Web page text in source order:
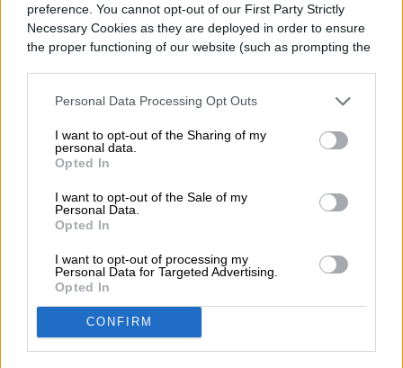
preference. You cannot opt-out of our First Party Strictly
Necessary Cookies as they are deployed in order to ensure
the proper functioning of our website (such as prompting the
Personal Data Processing Opt Outs
I want to opt-out of the Sharing of my
personal data.
Opted In
I want to opt-out of the Sale of my
Personal Data.
Opted In
I want to opt-out of processing my
Personal Data for Targeted Advertising.
Opted In
CONFIRM
Diego Bastarrica es Senior Editor y Head of
Content en Digital Trends en Español,
donde lidera la estrategia editorial, SEO…
Topics
HomepageTelefonía celular
TELEFONÍA CELULAR